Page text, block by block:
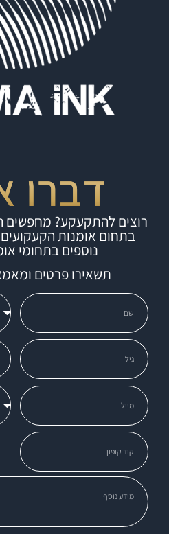
דברו
רוצים להתקעקע? מחפשים
בתחום אומנות
נוספים בתחומי
תשאירו פרטים